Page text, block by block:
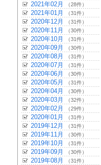
2021年02月 （28件）
2021年01月 （31件）
2020年12月 （31件）
2020年11月 （30件）
2020年10月 （31件）
2020年09月 （30件）
2020年08月 （31件）
2020年07月 （31件）
2020年06月 （30件）
2020年05月 （31件）
2020年04月 （30件）
2020年03月 （32件）
2020年02月 （29件）
2020年01月 （31件）
2019年12月 （31件）
2019年11月 （30件）
2019年10月 （31件）
2019年09月 （30件）
2019年08月 （31件）